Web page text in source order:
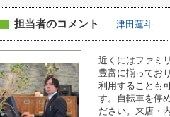
担当者のコメント 津田蓮斗
近くにはファミ
豊富に揃ってお
利用することも
す。自転車を停
ださい。来店・